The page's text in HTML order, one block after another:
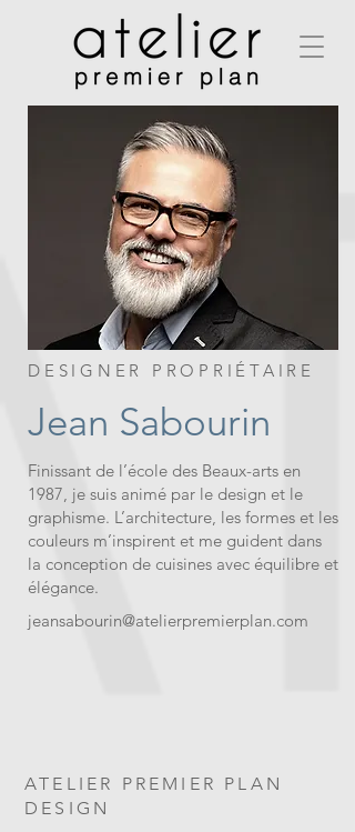
Jean Sabourin
DESIGNER PROPRIÉTAIRE
Finissant de l’école des Beaux-arts en
1987, je suis animé par le design et le
graphisme. L’architecture, les formes et les
couleurs m’inspirent et me guident dans
la conception de cuisines avec équilibre et
élégance.
jeansabourin@atelierpremierplan.com
ATELIER PREMIER PLAN
DESIGN